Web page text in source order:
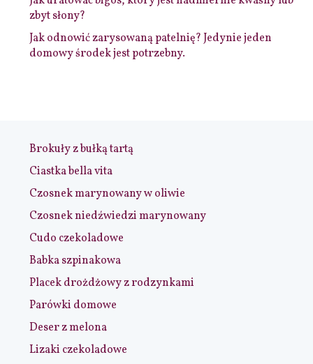
zbyt słony?
Jak odnowić zarysowaną patelnię? Jedynie jeden
domowy środek jest potrzebny.
Brokuły z bułką tartą
Ciastka bella vita
Czosnek marynowany w oliwie
Czosnek niedźwiedzi marynowany
Cudo czekoladowe
Babka szpinakowa
Placek drożdżowy z rodzynkami
Parówki domowe
Deser z melona
Lizaki czekoladowe